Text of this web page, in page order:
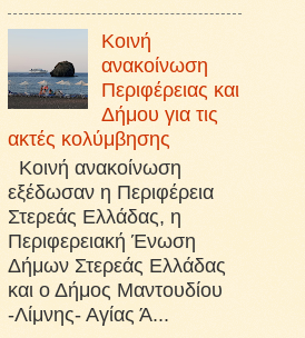
Κοινή
ανακοίνωση
Περιφέρειας και
Δήμου για τις
ακτές κολύμβησης
Κοινή ανακοίνωση
εξέδωσαν η Περιφέρεια
Στερεάς Ελλάδας, η
Περιφερειακή Ένωση
Δήμων Στερεάς Ελλάδας
και ο Δήμος Μαντουδίου
-Λίμνης- Αγίας Ά...